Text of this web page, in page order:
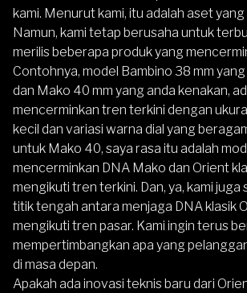
kami. Menurut kami, itu adalah aset
Namun, kami tetap berusaha untuk
merilis beberapa produk yang
Contohnya, model Bambino 38 mm
dan Mako 40 mm yang anda kenakan,
mencerminkan tren terkini dengan
kecil dan variasi warna dial yang
untuk Mako 40, saya rasa itu adalah
mencerminkan DNA Mako dan Orient
mengikuti tren terkini. Dan, ya, kami juga
titik tengah antara menjaga DNA klasik
mengikuti tren pasar. Kami ingin terus
mempertimbangkan apa yang
di masa depan.
Apakah ada inovasi teknis baru dari